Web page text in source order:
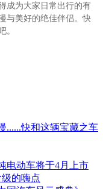
成为大家日常出行的有
与美好的绝佳伴侣。快
。
......快和这辆宝藏之车
电动车将于4月上市
的嗨点